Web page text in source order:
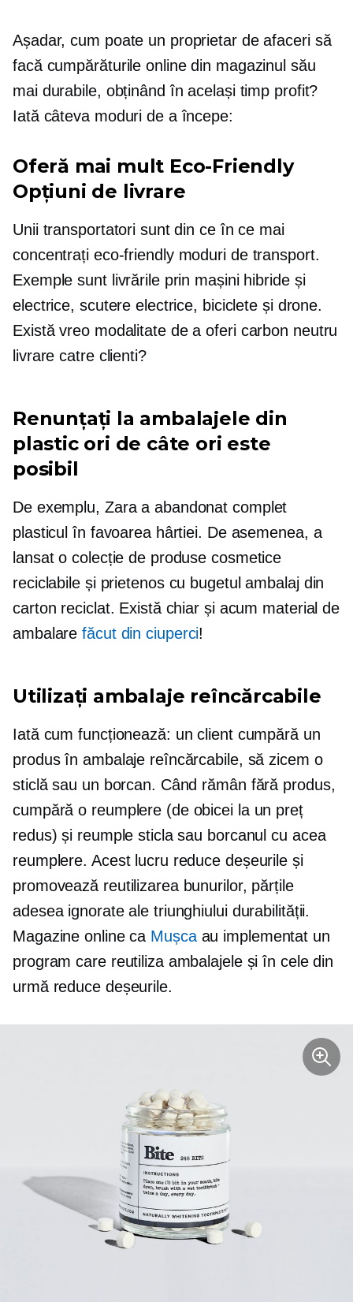
Așadar, cum poate un proprietar de afaceri să
facă cumpărăturile online din magazinul său
mai durabile, obținând în același timp profit?
Iată câteva moduri de a începe:
Oferă mai mult Eco-Friendly
Opțiuni de livrare
Unii transportatori sunt din ce în ce mai
concentrați eco-friendlymoduri de transport.
Exemple sunt livrările prin mașini hibride și
electrice, scutere electrice, biciclete și drone.
Există vreo modalitate de a oferi carbon neutru
livrare catre clienti?
Renunțați la ambalajele din
plastic ori de câte ori este
posibil
De exemplu, Zara a abandonat complet
plasticul în favoarea hârtiei. De asemenea, a
lansat o colecție de produse cosmetice
reciclabile și prietenos cu bugetul ambalaj din
carton reciclat. Există chiar și acum material de
ambalarefăcut din ciuperci!
Utilizați ambalaje reîncărcabile
Iată cum funcționează: un client cumpără un
produs în ambalaje reîncărcabile, să zicem o
sticlă sau un borcan. Când rămân fără produs,
cumpără o reumplere (de obicei la un preț
redus) și reumple sticla sau borcanul cu acea
reumplere. Acest lucru reduce deșeurile și
promovează reutilizarea bunurilor, părțile
adesea ignorate ale triunghiului durabilității.
Magazine online ca Mușcaau implementat un
program care reutiliza ambalajele și în cele din
urmă reduce deșeurile.